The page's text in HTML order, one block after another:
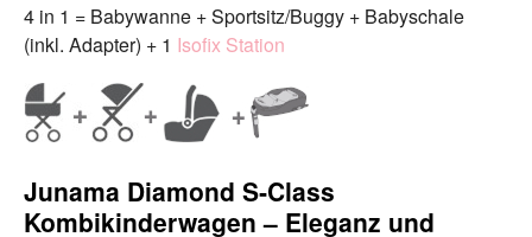
4 in 1 = Babywanne + Sportsitz/Buggy + Babyschale
(inkl. Adapter) + 1 Isofix Station
Junama Diamond S‑Class
Kombikinderwagen – Eleganz und